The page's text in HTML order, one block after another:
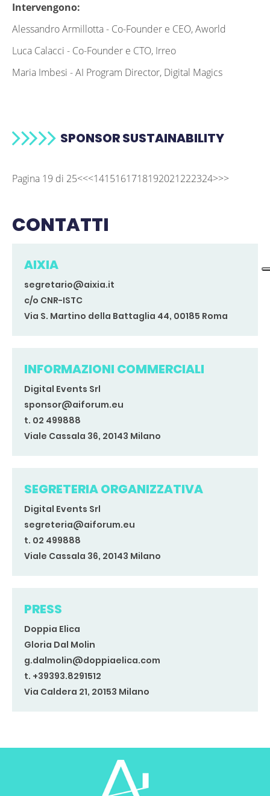
Intervengono:
Alessandro Armillotta - Co-Founder e CEO, Aworld
Luca Calacci - Co-Founder e CTO, Irreo
Maria Imbesi -AI Program Director, Digital Magics
SPONSOR SUSTAINABILITY
Pagina 19 di 25<<<1415161718192021222324>>>
CONTATTI
AIXIA
segretario@aixia.it
c/o CNR-ISTC
Via S. Martino della Battaglia 44, 00185 Roma
INFORMAZIONI COMMERCIALI
Digital Events Srl
sponsor@aiforum.eu
t. 02 499888
Viale Cassala 36, 20143 Milano
SEGRETERIA ORGANIZZATIVA
Digital Events Srl
segreteria@aiforum.eu
t. 02 499888
Viale Cassala 36, 20143 Milano
PRESS
Doppia Elica
Gloria Dal Molin
g.dalmolin@doppiaelica.com
t. +39393.8291512
Via Caldera 21, 20153 Milano